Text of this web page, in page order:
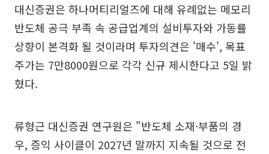
대신증권은 하나머티리얼즈에 대해 유례없는 메모리
반도체 공극 부족 속 공급업계의 설비투자와 가동률
상향이 본격화 될 것이라며 투자의견은 '매수', 목표
주가는 7만8000원으로 각각 신규 제시한다고 5일 밝
혔다.
류형근 대신증권 연구원은 "반도체 소재·부품의 경
우, 증익 사이클이 2027년 말까지 지속될 것으로 전